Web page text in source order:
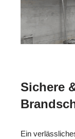
Sichere
Ein